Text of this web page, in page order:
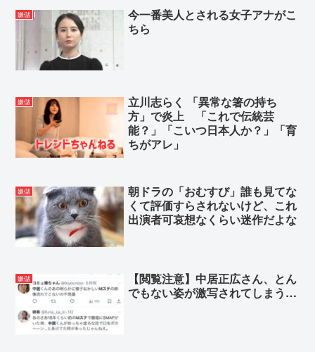
Powered by livedoor 相互RSS
嫌儲
今一番美人とされる女子アナがこ
ちら
嫌儲
立川志らく 「異常な箸の持ち
方」で炎上 「これで伝統芸
能？」「こいつ日本人か？」「育
ちがアレ」
嫌儲
朝ドラの「おむすび」誰も見てな
くて評価すらされないけど、これ
出演者可哀想なくらい迷作だよな
嫌儲
【閲覧注意】中居正広さん、とん
でもない姿が激写されてしまう…